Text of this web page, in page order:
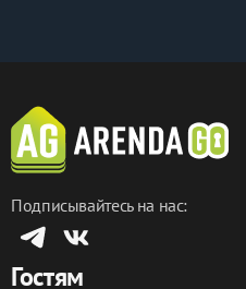
📞 В городе Воронеж у
аренды посуточно и на
видеть вас нашими гостями!
Подписывайтесь на нас:
Гостям